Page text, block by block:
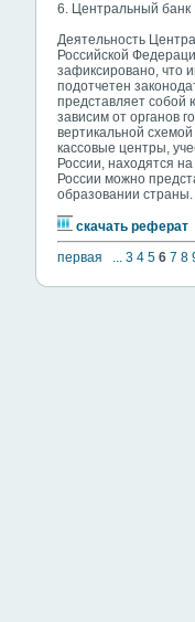
6. Центральный
Деятельность
Российской
зафиксировано, что
подотчетен
представляет собой
зависим от органов
вертикальной
кассовые центры,
России, находятся
России можно
образовании
скачать реферат
первая
... 3 4 5 6 7 8